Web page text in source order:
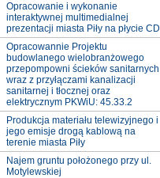
Opracowanie i wykonanie
interaktywnej multimedialnej
prezentacji miasta Piły na płycie CD
Opracowannie Projektu
budowlanego wielobranżowego
przepompowni ścieków sanitarnych
wraz z przyłączami kanalizacji
sanitarnej i tłocznej oraz
elektrycznym PKWiU: 45.33.2
Produkcja materiału telewizyjnego i
jego emisje drogą kablową na
terenie miasta Piły
Najem gruntu położonego przy ul.
Motylewskiej